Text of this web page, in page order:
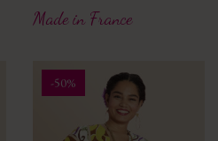
Made in France
-50%